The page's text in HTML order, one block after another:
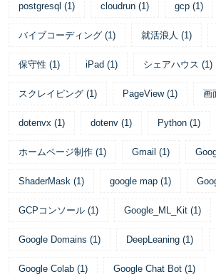
postgresql (1) cloudrun (1) gcp (1)
バイブコーディング (1) 就活浪人 (1)
保守性 (1) iPad (1) シェアハウス (1)
スクレイピング (1) PageView (1) 画
dotenvx (1) dotenv (1) Python (1)
ホームページ制作 (1) Gmail (1)
ShaderMask (1) google map (1)
GCPコンソール (1) Google_ML_Kit (1)
Google Domains (1) DeepLeaning (1)
Google Colab (1) Google Chat Bot (1)